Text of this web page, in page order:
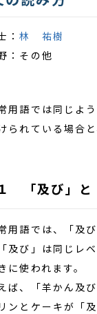
：林 祐樹
その他
用語では同じよ
られている場合
「及び」と
用語では、「及
及び」は同じレ
に使われます。
ば、「羊かん及
ンとケーキが「